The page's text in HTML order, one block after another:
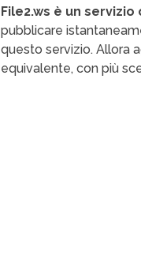
File2.ws è un
pubblicare
questo servizio. Allora
equivalente, con più